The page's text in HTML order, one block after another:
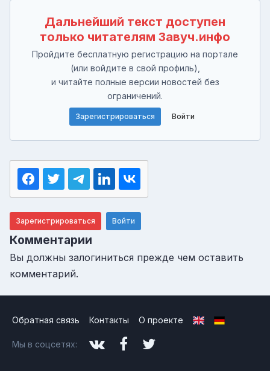
Дальнейший текст доступен
только читателям Завуч.инфо
Пройдите бесплатную регистрацию на портале
(или войдите в свой профиль),
и читайте полные версии новостей без
ограничений.
Зарегистрироваться Войти
Зарегистрироваться Войти
Комментарии
Вы должны залогиниться прежде чем оставить
комментарий.
Обратная связь Контакты О проекте
Мы в соцсетях: